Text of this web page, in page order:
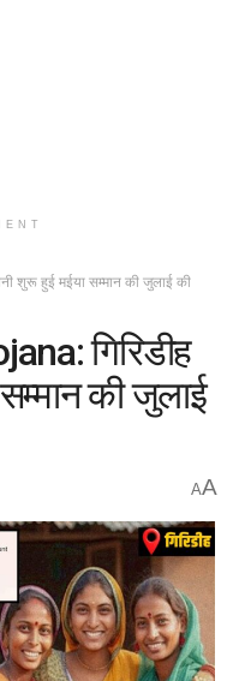
शुरू हुई मईया सम्मान की जुलाई की
गिरिडीह
की जुलाई
AA